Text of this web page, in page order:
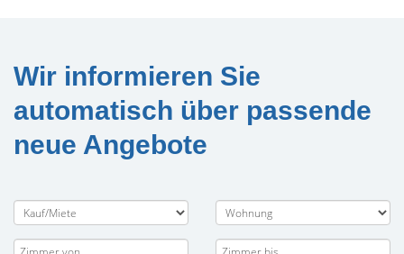
Wir informieren Sie
automatisch über passende
neue Angebote